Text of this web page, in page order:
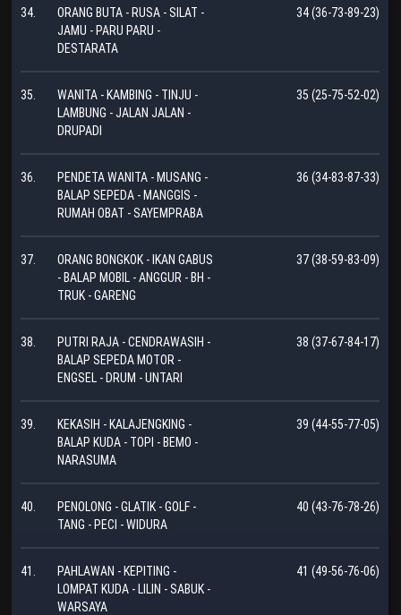
34.
ORANG BUTA - RUSA - SILAT -
JAMU - PARU PARU -
DESTARATA
34 (36-73-89-23)
35.
WANITA - KAMBING - TINJU -
LAMBUNG - JALAN JALAN -
DRUPADI
35 (25-75-52-02)
36.
PENDETA WANITA - MUSANG -
BALAP SEPEDA - MANGGIS -
RUMAH OBAT - SAYEMPRABA
36 (34-83-87-33)
37.
ORANG BONGKOK - IKAN GABUS
- BALAP MOBIL - ANGGUR - BH -
TRUK - GARENG
37 (38-59-83-09)
38.
PUTRI RAJA - CENDRAWASIH -
BALAP SEPEDA MOTOR -
ENGSEL - DRUM - UNTARI
38 (37-67-84-17)
39.
KEKASIH - KALAJENGKING -
BALAP KUDA - TOPI - BEMO -
NARASUMA
39 (44-55-77-05)
40.
PENOLONG - GLATIK - GOLF -
TANG - PECI - WIDURA
40 (43-76-78-26)
41.
PAHLAWAN - KEPITING -
LOMPAT KUDA - LILIN - SABUK -
WARSAYA
41 (49-56-76-06)